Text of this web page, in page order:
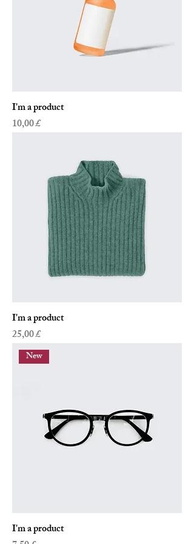
I'm a product
Preis
10,00 £
I'm a product
Preis
25,00 £
New
I'm a product